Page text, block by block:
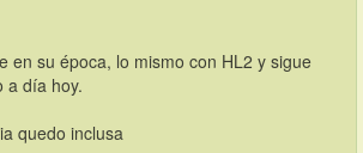
en su época, lo mismo con HL2 y sigue
a día hoy.
quedo inclusa